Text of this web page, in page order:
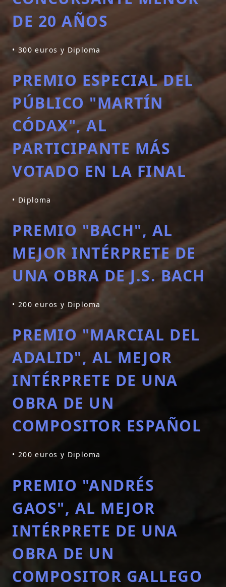
DE 20 AÑOS
• 300 euros y Diploma
PREMIO ESPECIAL DEL
PÚBLICO "MARTÍN
CÓDAX", AL
PARTICIPANTE MÁS
VOTADO EN LA FINAL
• Diploma
PREMIO "BACH", AL
MEJOR INTÉRPRETE DE
UNA OBRA DE J.S. BACH
• 200 euros y Diploma
PREMIO "MARCIAL DEL
ADALID", AL MEJOR
INTÉRPRETE DE UNA
OBRA DE UN
COMPOSITOR ESPAÑOL
• 200 euros y Diploma
PREMIO "ANDRÉS
GAOS", AL MEJOR
INTÉRPRETE DE UNA
OBRA DE UN
COMPOSITOR GALLEGO